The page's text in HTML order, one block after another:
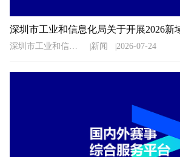
深圳市工业和信息化局 新闻 2026-07-24